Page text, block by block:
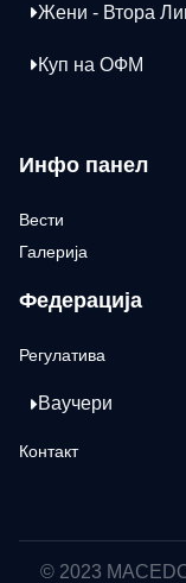
Жени - Втора
Куп на ОФМ
Инфо панел
Вести
Галерија
Федерација
Регулатива
Ваучери
Контакт
© 2023